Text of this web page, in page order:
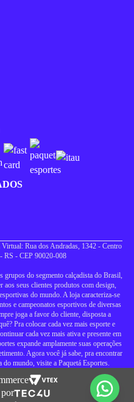
Rua dos Andradas, 1342 - Centro
RS - CEP 90020-008
grupos do segmento calçadista do Brasil,
aos seus clientes produtos com design,
do mundo. A loja caracteriza-se
e campeonatos esportivos de diversas
joga a favor do cliente, disposta a
Pra colocar cada vez mais esporte e
cada vez mais ativa e presente em
expande amplamente suas operações
Agora você já sabe, pra encontrar
mundo, visite a Paquetá Esportes.